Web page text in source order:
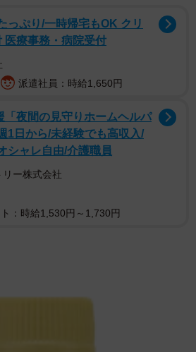
っぷり/一時帰宅もOK クリ
医療事務・病院受付
派遣社員：時給1,650円
「夜間の見守りホームヘルパ
1日から/未経験でも高収入/
シャレ自由/介護職員
ー株式会社
：時給1,530円～1,730円